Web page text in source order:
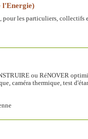
l'Energie)
les particuliers, collectifs
ou RéNOVER
caméra thermique, test